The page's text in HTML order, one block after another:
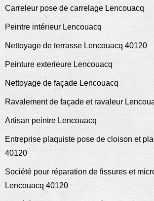
Carreleur pose de carrelage Lencouacq
Peintre intérieur Lencouacq
Nettoyage de terrasse Lencouacq 40120
Peinture exterieure Lencouacq
Nettoyage de façade Lencouacq
Ravalement de façade et ravaleur
Artisan peintre Lencouacq
Entreprise plaquiste pose de cloison et
40120
Société pour réparation de fissures et
Lencouacq 40120